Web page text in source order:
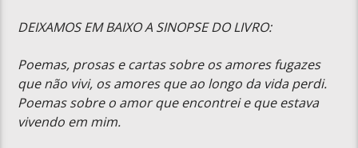
DEIXAMOS EM BAIXO A SINOPSE DO LIVRO:
Poemas, prosas e cartas sobre os amores fugazes
que não vivi, os amores que ao longo da vida perdi.
Poemas sobre o amor que encontrei e que estava
vivendo em mim.